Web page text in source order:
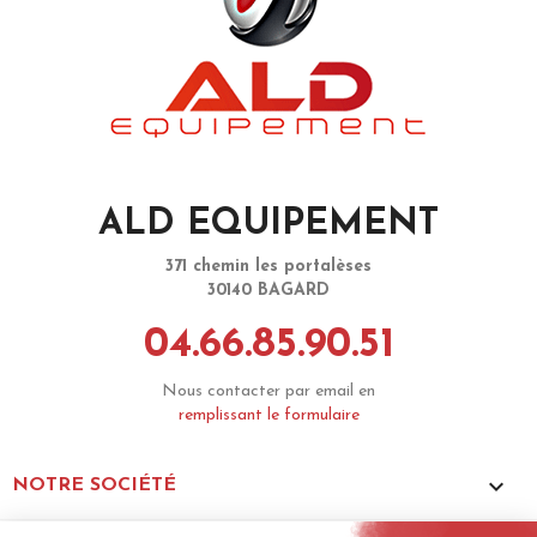
ALD EQUIPEMENT
371 chemin les portalèses
30140 BAGARD
04.66.85.90.51
Nous contacter par email en
remplissant le formulaire
NOTRE SOCIÉTÉ 